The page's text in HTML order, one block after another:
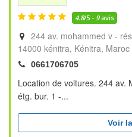
4.8/5 - 9avis
244 av. mohammed v -
14000 kénitra Kénitra Maroc
0661706705
Location de voitures. 244 av.
étg. bur. 1 -...
Voir